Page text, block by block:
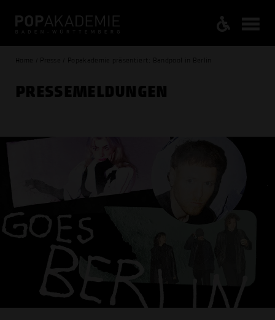
Home / Presse / Popakademie präsentiert: Bandpool in Berlin
PRESSE­MELDUNGEN